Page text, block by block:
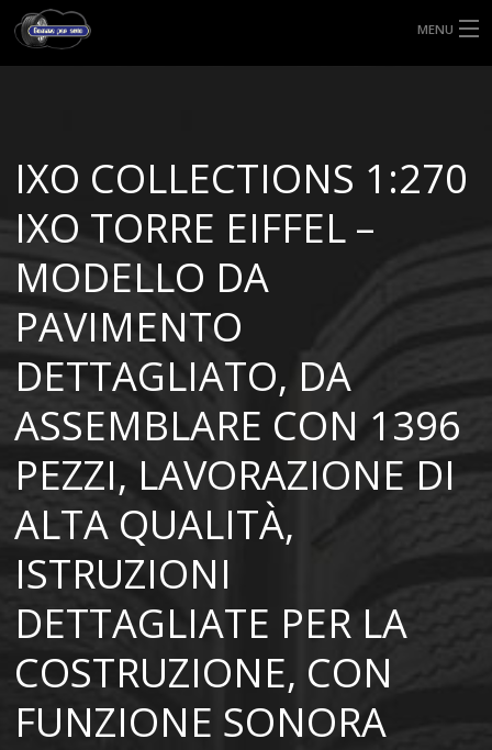
MENU
MISURE GOMME
BLOG
SHOP
IXO COLLECTIONS 1:270
IXO TORRE EIFFEL –
MODELLO DA
PAVIMENTO
DETTAGLIATO, DA
ASSEMBLARE CON 1396
PEZZI, LAVORAZIONE DI
ALTA QUALITÀ,
ISTRUZIONI
DETTAGLIATE PER LA
COSTRUZIONE, CON
FUNZIONE SONORA